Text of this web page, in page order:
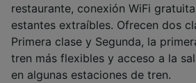
restaurante, conexión WiFi
estantes extraíbles. Ofrecen dos
Primera clase y Segunda, la
tren más flexibles y acceso a la
en algunas estaciones de tren.